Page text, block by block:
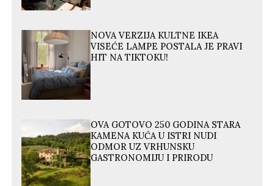
NOVA VERZIJA KULTNE IKEA
VISEĆE LAMPE POSTALA JE PRAVI
HIT NA TIKTOKU!
OVA GOTOVO 250 GODINA STARA
KAMENA KUĆA U ISTRI NUDI
ODMOR UZ VRHUNSKU
GASTRONOMIJU I PRIRODU